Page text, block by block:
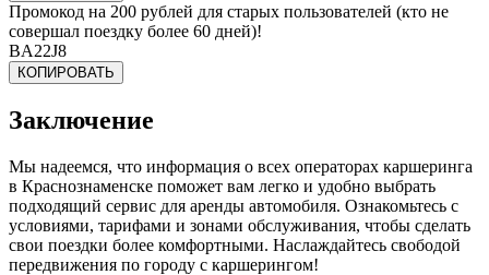
Промокод на 200 рублей для старых пользователей (кто не
совершал поездку более 60 дней)!
BA22J8
КОПИРОВАТЬ
Заключение
Мы надеемся, что информация о всех операторах каршеринга
в Краснознаменске поможет вам легко и удобно выбрать
подходящий сервис для аренды автомобиля. Ознакомьтесь с
условиями, тарифами и зонами обслуживания, чтобы сделать
свои поездки более комфортными. Наслаждайтесь свободой
передвижения по городу с каршерингом!